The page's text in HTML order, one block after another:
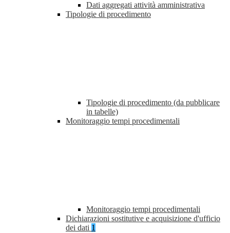
Dati aggregati attività amministrativa
Tipologie di procedimento
Tipologie di procedimento (da pubblicare
in tabelle)
Monitoraggio tempi procedimentali
Monitoraggio tempi procedimentali
Dichiarazioni sostitutive e acquisizione d'ufficio
dei dati 1